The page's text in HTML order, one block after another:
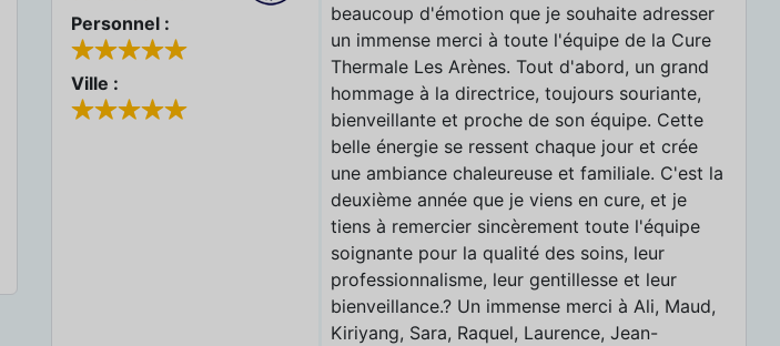
Personnel :
Ville :
beaucoup d'émotion que je souhaite adresser
un immense merci à toute l'équipe de la Cure
Thermale Les Arènes. Tout d'abord, un grand
hommage à la directrice, toujours souriante,
bienveillante et proche de son équipe. Cette
belle énergie se ressent chaque jour et crée
une ambiance chaleureuse et familiale. C'est la
deuxième année que je viens en cure, et je
tiens à remercier sincèrement toute l'équipe
soignante pour la qualité des soins, leur
professionnalisme, leur gentillesse et leur
bienveillance.? Un immense merci à Ali, Maud,
Kiriyang, Sara, Raquel, Laurence, Jean-